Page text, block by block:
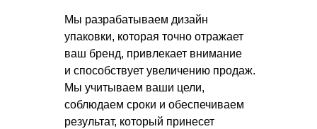
Мы разрабатываем дизайн
упаковки, которая точно отражает
ваш бренд, привлекает внимание
и способствует увеличению продаж.
Мы учитываем ваши цели,
соблюдаем сроки и обеспечиваем
результат, который принесет